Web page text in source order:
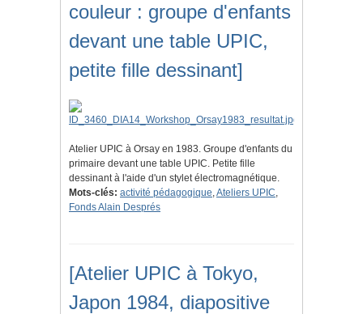
couleur : groupe d'enfants
devant une table UPIC,
petite fille dessinant]
Atelier UPIC à Orsay en 1983. Groupe d'enfants du
primaire devant une table UPIC. Petite fille
dessinant à l'aide d'un stylet électromagnétique.
Mots-clés: activité pédagogique,Ateliers UPIC,
Fonds Alain Després
[Atelier UPIC à Tokyo,
Japon 1984, diapositive